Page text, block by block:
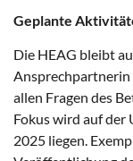
Geplante
Die HEAG bleibt
allen Fragen des
Fokus wird auf
2025 liegen.